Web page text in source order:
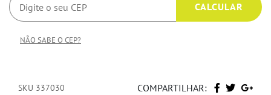
NÃO SABE O CEP?
SKU 337030 COMPARTILHAR: